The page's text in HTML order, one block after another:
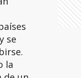
se
la